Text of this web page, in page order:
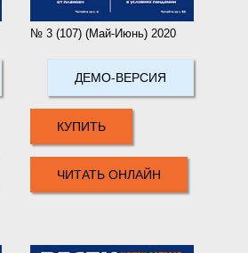
№ 3 (107) (Май-Июнь) 2020
ДЕМО-ВЕРСИЯ
КУПИТЬ
ЧИТАТЬ ОНЛАЙН